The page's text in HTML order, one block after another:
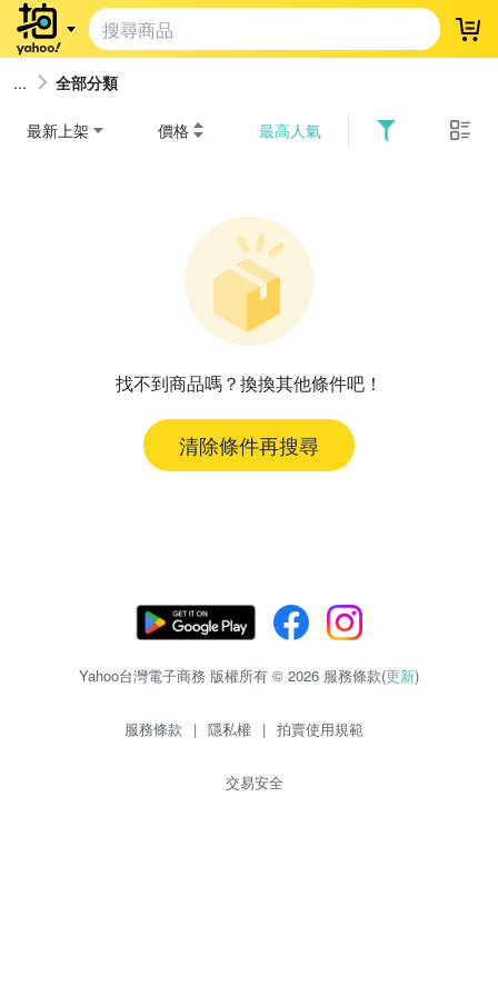
登
全部分類
最新上架 價格 最高人氣
找不到商品嗎？換換其他條件吧！
清除條件再搜尋
Yahoo台灣電子商務 版權所有 © 2026 服務條款(更新)
服務條款 | 隱私權 | 拍賣使用規範
交易安全